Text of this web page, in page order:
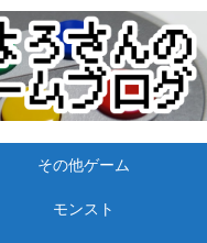
その他ゲーム
モンスト